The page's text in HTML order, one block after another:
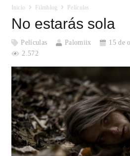
Inicio Filmblog Películas
No estarás sola
Películas Palomiix
15 de
2.572